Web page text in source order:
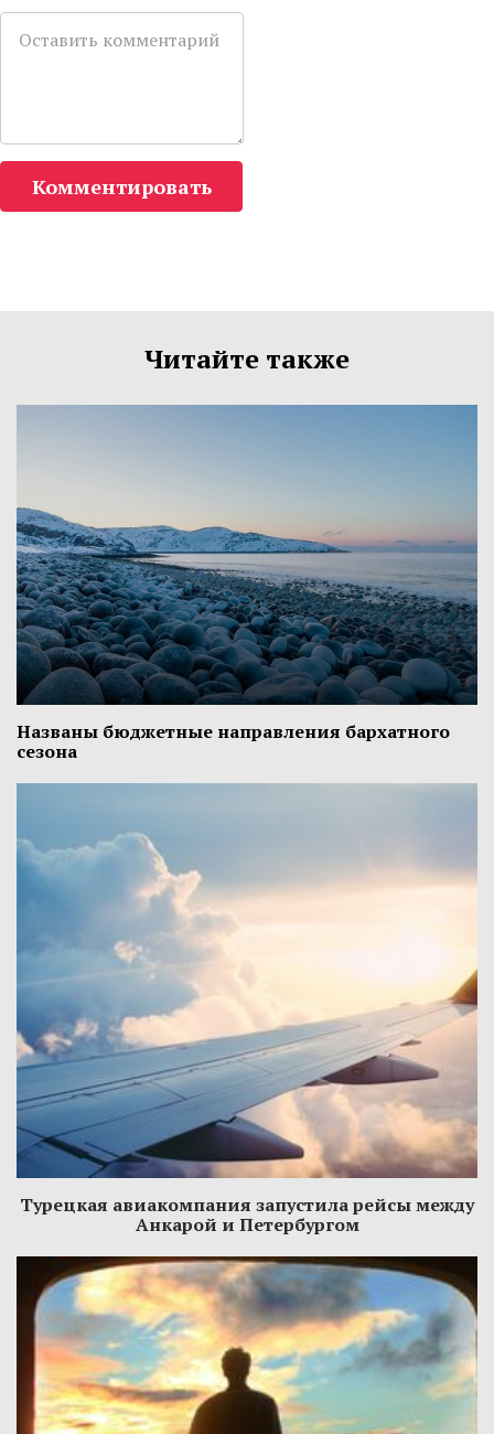
Комментировать
Читайте также
Названы бюджетные направления бархатного
сезона
Турецкая авиакомпания запустила рейсы между
Анкарой и Петербургом